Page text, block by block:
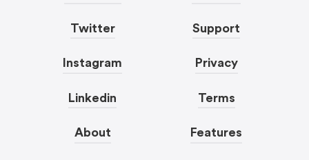
Twitter
Instagram
Linkedin
About
Support
Privacy
Terms
Features